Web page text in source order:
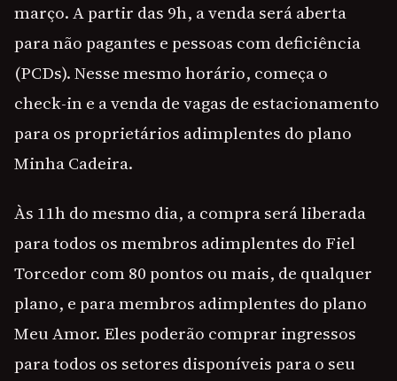
março. A partir das 9h, a venda será aberta
para não pagantes e pessoas com deficiência
(PCDs). Nesse mesmo horário, começa o
check-in e a venda de vagas de estacionamento
para os proprietários adimplentes do plano
Minha Cadeira.
Às 11h do mesmo dia, a compra será liberada
para todos os membros adimplentes do Fiel
Torcedor com 80 pontos ou mais, de qualquer
plano, e para membros adimplentes do plano
Meu Amor. Eles poderão comprar ingressos
para todos os setores disponíveis para o seu